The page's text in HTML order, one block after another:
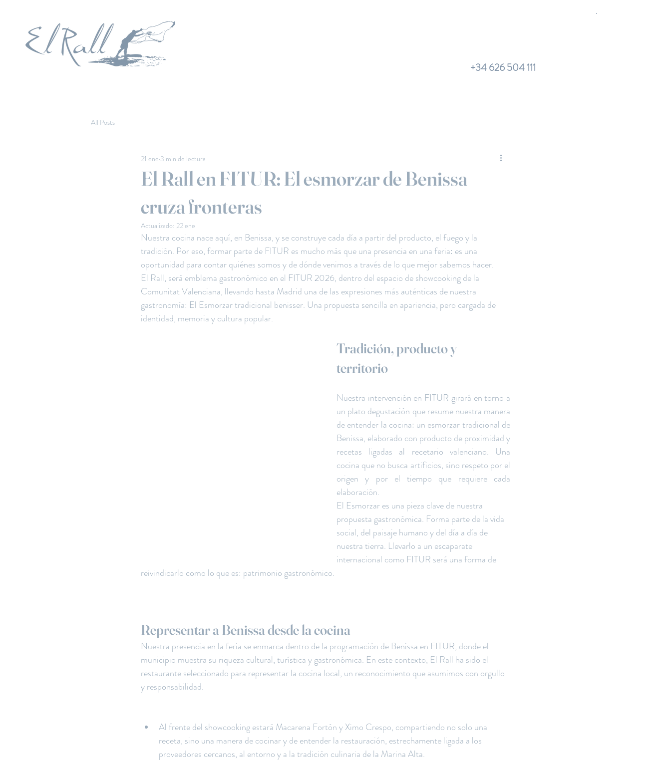
+34 626 504 111
All Posts
El Rall en FITUR: El esmorzar de Benissa
cruza fronteras
21 ene 3 min de lectura
Actualizado: 22 ene
Nuestra cocina nace aquí, en Benissa, y se construye cada día a partir del producto, el fuego y la
tradición. Por eso, formar parte de FITUR es mucho más que una presencia en una feria: es una
oportunidad para contar quiénes somos y de dónde venimos a través de lo que mejor sabemos hacer.
El Rall, será emblema gastronómico en el FITUR 2026, dentro del espacio de showcooking de la
Comunitat Valenciana, llevando hasta Madrid una de las expresiones más auténticas de nuestra
gastronomía: El Esmorzar tradicional benisser. Una propuesta sencilla en apariencia, pero cargada de
identidad, memoria y cultura popular.
Tradición, producto y
territorio
Nuestra intervención en FITUR girará en torno a
un plato degustación que resume nuestra manera
de entender la cocina: un esmorzar tradicional de
Benissa, elaborado con producto de proximidad y
recetas ligadas al recetario valenciano. Una
cocina que no busca artificios, sino respeto por el
origen y por el tiempo que requiere cada
elaboración.
El Esmorzar es una pieza clave de nuestra
propuesta gastronómica. Forma parte de la vida
social, del paisaje humano y del día a día de
nuestra tierra. Llevarlo a un escaparate
internacional como FITUR será una forma de
reivindicarlo como lo que es: patrimonio gastronómico.
Representar a Benissa desde la cocina
Nuestra presencia en la feria se enmarca dentro de la programación de Benissa en FITUR, donde el
municipio muestra su riqueza cultural, turística y gastronómica. En este contexto, El Rall ha sido el
restaurante seleccionado para representar la cocina local, un reconocimiento que asumimos con orgullo
y responsabilidad.
Al frente del showcooking estará Macarena Fortón y Ximo Crespo, compartiendo no solo una
receta, sino una manera de cocinar y de entender la restauración, estrechamente ligada a los
proveedores cercanos, al entorno y a la tradición culinaria de la Marina Alta.